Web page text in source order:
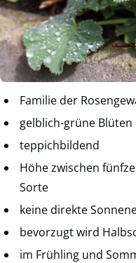
Familie der
gelblich-grüne
teppichbildend
Höhe zwischen
Sorte
keine direkte
bevorzugt wird
im Frühling und